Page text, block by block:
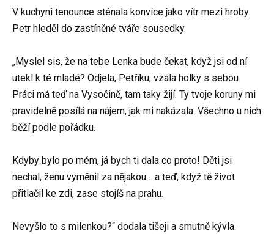
V kuchyni tenounce sténala konvice jako vítr mezi hroby.
Petr hleděl do zastíněné tváře sousedky.
„Myslel sis, že na tebe Lenka bude čekat, když jsi od ní
utekl k té mladé? Odjela, Petříku, vzala holky s sebou.
Práci má teď na Vysočině, tam taky žijí. Ty tvoje koruny mi
pravidelně posílá na nájem, jak mi nakázala. Všechno u nich
běží podle pořádku.
Kdyby bylo po mém, já bych ti dala co proto! Děti jsi
nechal, ženu vyměnil za nějakou… a teď, když tě život
přitlačil ke zdi, zase stojíš na prahu.
Nevyšlo to s milenkou?“ dodala tišeji a smutně kývla.